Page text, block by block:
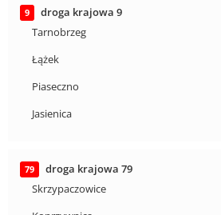
9
droga krajowa 9
Tarnobrzeg
Łążek
Piaseczno
Jasienica
79
droga krajowa 79
Skrzypaczowice